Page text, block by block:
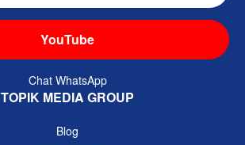
YouTube
Chat WhatsApp
TOPIK MEDIA GROUP
Blog